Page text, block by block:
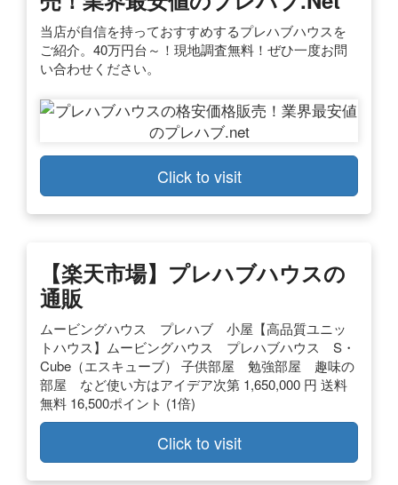
当店が自信を持っておすすめするプレハブハウスを
ご紹介。40万円台～！現地調査無料！ぜひ一度お問
い合わせください。
Click to visit
【楽天市場】プレハブハウスの
通販
ムービングハウス プレハブ 小屋【高品質ユニッ
トハウス】ムービングハウス プレハブハウス S・
Cube（エスキューブ） 子供部屋 勉強部屋 趣味の
部屋 など使い方はアイデア次第 1,650,000 円 送料
無料 16,500ポイント (1倍)
Click to visit